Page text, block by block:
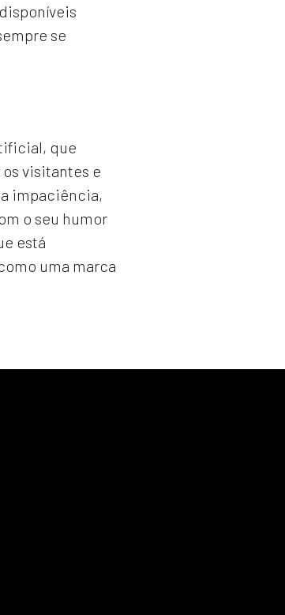
se
que
visitantes e
impaciência,
o seu humor
está
uma marca